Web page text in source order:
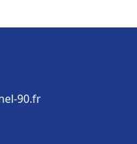
90.fr